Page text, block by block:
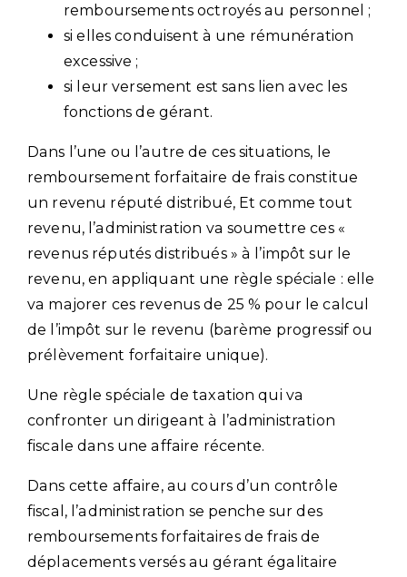
remboursements octroyés au personnel ;
si elles conduisent à une rémunération
excessive ;
si leur versement est sans lien avec les
fonctions de gérant.
Dans l’une ou l’autre de ces situations, le
remboursement forfaitaire de frais constitue
un revenu réputé distribué, Et comme tout
revenu, l’administration va soumettre ces «
revenus réputés distribués » à l’impôt sur le
revenu, en appliquant une règle spéciale : elle
va majorer ces revenus de 25 % pour le calcul
de l’impôt sur le revenu (barème progressif ou
prélèvement forfaitaire unique).
Une règle spéciale de taxation qui va
confronter un dirigeant à l’administration
fiscale dans une affaire récente.
Dans cette affaire, au cours d’un contrôle
fiscal, l’administration se penche sur des
remboursements forfaitaires de frais de
déplacements versés au gérant égalitaire